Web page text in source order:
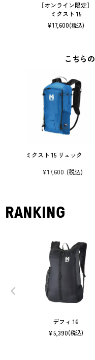
［オンライン限定］
ミクスト 15
¥17,600(税込)
こちら
ミクスト 15 リュック
¥17,600
RANKING
デフィ 16
¥5,390(税込)